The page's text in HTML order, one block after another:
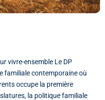
vivre-ensemble Le DP
familiale contemporaine où
occupe la première
la politique familiale